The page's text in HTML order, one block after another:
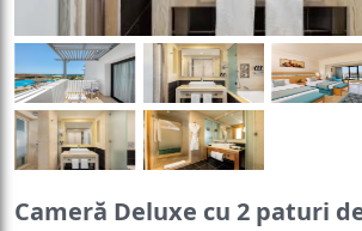
Cameră Deluxe cu 2 paturi de
și vedere la mare